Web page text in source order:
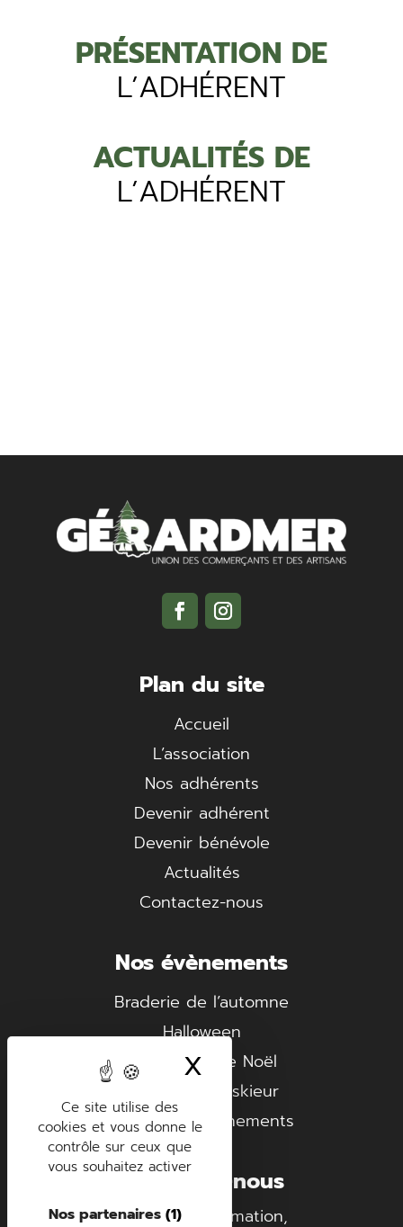
Ce site utilise des
cookies et vous donne le
contrôle sur ceux que
vous souhaitez activer
Nos partenaires (1)
X Masquer le
PRÉSENTATION DE
L’ADHÉRENT
ACTUALITÉS DE
L’ADHÉRENT
Plan du site
Accueil
L’association
Nos adhérents
Devenir adhérent
Devenir bénévole
Actualités
Contactez-nous
Nos évènements
Braderie de l’automne
Halloween
Le marché de Noël
Le village du skieur
Nos autres évènements
Contactez-nous
Gérardmer Animation,